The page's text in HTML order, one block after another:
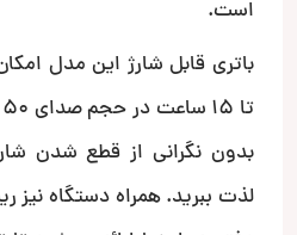
است.
بدون نگرانی از قطع شدن
لذت ببرید. همراه دستگاه نیز